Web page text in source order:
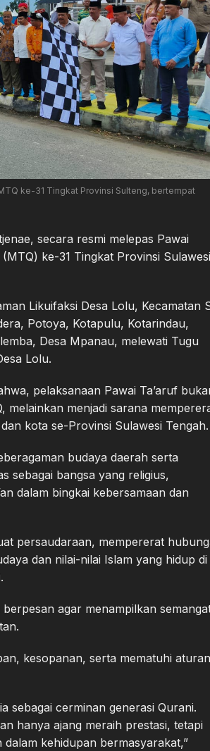
ke-31 Tingkat Provinsi Sulteng, bertempat
secara resmi melepas Pawai
ke-31 Tingkat Provinsi Sulawesi
Likuifaksi Desa Lolu, Kecamatan
Potoya, Kotapulu, Kotarindau,
Desa Mpanau, melewati Tugu
Lolu.
pelaksanaan Pawai Ta’aruf
melainkan menjadi sarana
kota se-Provinsi Sulawesi Tengah.
budaya daerah serta
sebagai bangsa yang religius,
dalam bingkai kebersamaan dan
persaudaraan, mempererat
dan nilai-nilai Islam yang hidup di
agar menampilkan
kesopanan, serta mematuhi aturan
sebagai cerminan generasi Qurani.
hanya ajang meraih prestasi, tetapi
kehidupan bermasyarakat,”